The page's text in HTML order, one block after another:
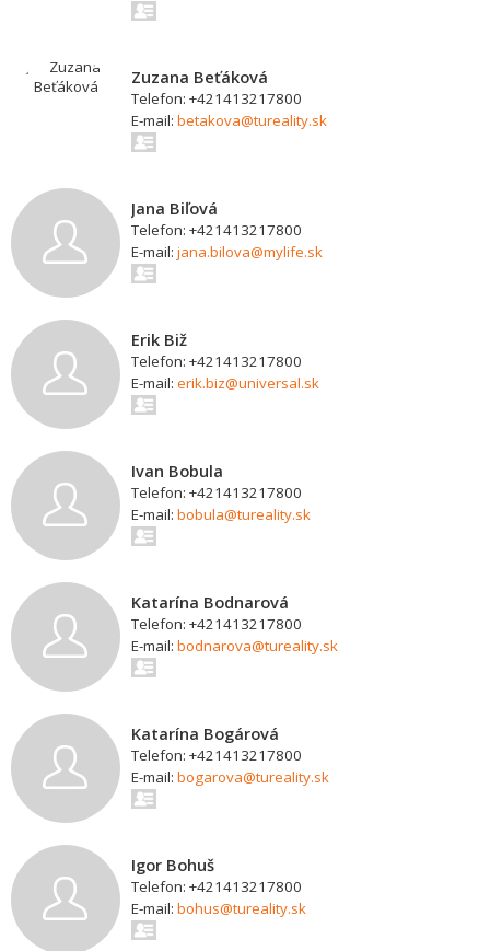
Zuzana Beťáková
Telefon: +421413217800
E-mail: betakova@tureality.sk
Jana Biľová
Telefon: +421413217800
E-mail: jana.bilova@mylife.sk
Erik Biž
Telefon: +421413217800
E-mail: erik.biz@universal.sk
Ivan Bobula
Telefon: +421413217800
E-mail: bobula@tureality.sk
Katarína Bodnarová
Telefon: +421413217800
E-mail: bodnarova@tureality.sk
Katarína Bogárová
Telefon: +421413217800
E-mail: bogarova@tureality.sk
Igor Bohuš
Telefon: +421413217800
E-mail: bohus@tureality.sk